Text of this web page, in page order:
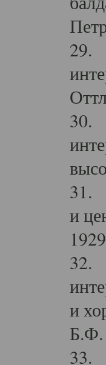
29.
30.
31.
и
32.
и
Б.Ф.
33.